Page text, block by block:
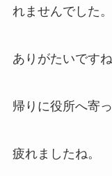
れませんでした。
ありがたいですね
帰りに役所へ寄
疲れましたね。